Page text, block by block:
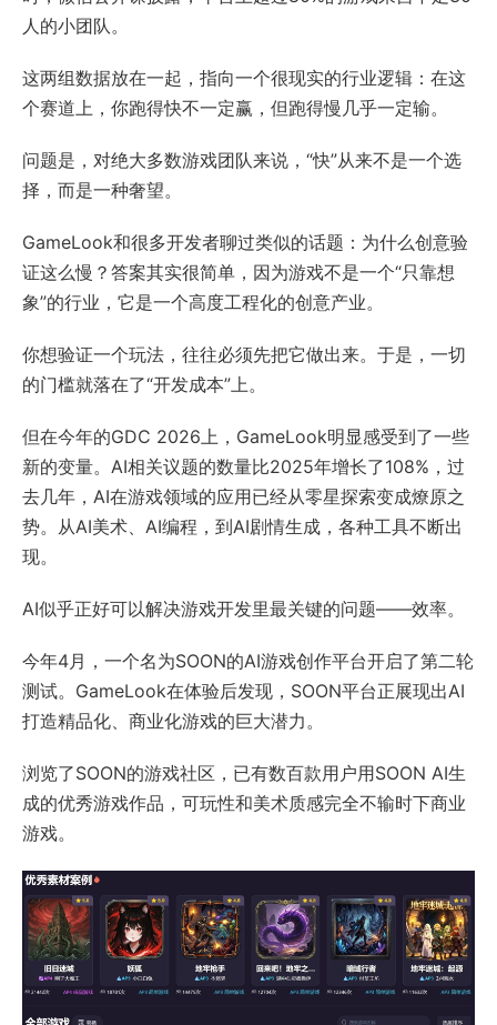
人的小团队。
这两组数据放在一起，指向一个很现实的行业逻辑：在这
个赛道上，你跑得快不一定赢，但跑得慢几乎一定输。
问题是，对绝大多数游戏团队来说，“快”从来不是一个选
择，而是一种奢望。
GameLook和很多开发者聊过类似的话题：为什么创意验
证这么慢？答案其实很简单，因为游戏不是一个“只靠想
象”的行业，它是一个高度工程化的创意产业。
你想验证一个玩法，往往必须先把它做出来。于是，一切
的门槛就落在了“开发成本”上。
但在今年的GDC 2026上，GameLook明显感受到了一些
新的变量。AI相关议题的数量比2025年增长了108%，过
去几年，AI在游戏领域的应用已经从零星探索变成燎原之
势。从AI美术、AI编程，到AI剧情生成，各种工具不断出
现。
AI似乎正好可以解决游戏开发里最关键的问题——效率。
今年4月，一个名为SOON的AI游戏创作平台开启了第二轮
测试。GameLook在体验后发现，SOON平台正展现出AI
打造精品化、商业化游戏的巨大潜力。
浏览了SOON的游戏社区，已有数百款用户用SOON AI生
成的优秀游戏作品，可玩性和美术质感完全不输时下商业
游戏。